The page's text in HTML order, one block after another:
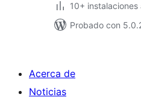
10+
Probado con
Acerca de
Noticias